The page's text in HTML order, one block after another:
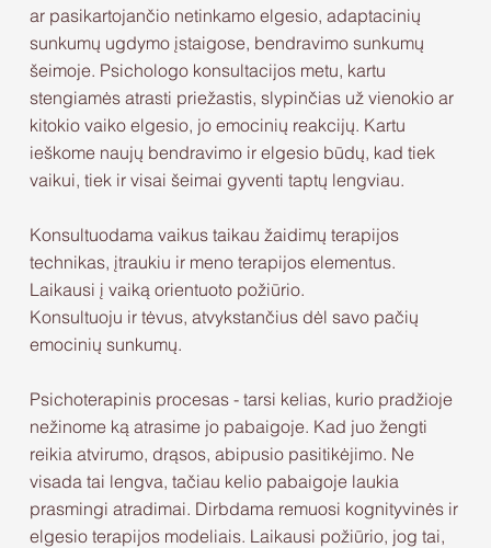
ar pasikartojančio netinkamo elgesio, adaptacinių
sunkumų ugdymo įstaigose, bendravimo sunkumų
šeimoje. Psichologo konsultacijos metu, kartu
stengiamės atrasti priežastis, slypinčias už vienokio ar
kitokio vaiko elgesio, jo emocinių reakcijų. Kartu
ieškome naujų bendravimo ir elgesio būdų, kad tiek
vaikui, tiek ir visai šeimai gyventi taptų lengviau.
Konsultuodama vaikus taikau žaidimų terapijos
technikas, įtraukiu ir meno terapijos elementus.
Laikausi į vaiką orientuoto požiūrio.
Konsultuoju ir tėvus, atvykstančius dėl savo pačių
emocinių sunkumų.
Psichoterapinis procesas - tarsi kelias, kurio pradžioje
nežinome ką atrasime jo pabaigoje. Kad juo žengti
reikia atvirumo, drąsos, abipusio pasitikėjimo. Ne
visada tai lengva, tačiau kelio pabaigoje laukia
prasmingi atradimai. Dirbdama remuosi kognityvinės ir
elgesio terapijos modeliais. Laikausi požiūrio, jog tai,